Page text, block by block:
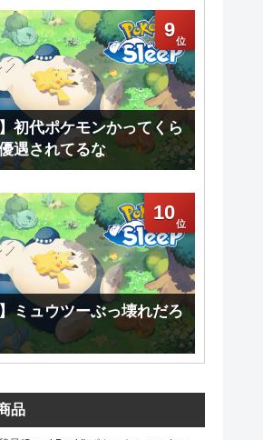
9
初代ポケモンかってくら
遇されてるな
10
ミュウツーぶっ壊れだろ
品